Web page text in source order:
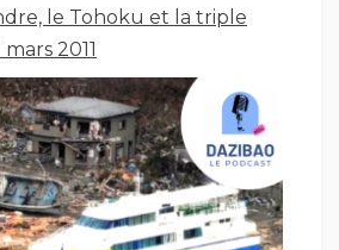
le Tohoku et la triple
2011